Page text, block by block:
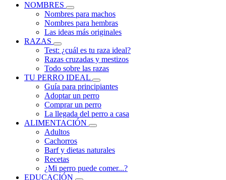
NOMBRES
Nombres para machos
Nombres para hembras
Las ideas más originales
RAZAS
Test: ¿cuál es tu raza ideal?
Razas cruzadas y mestizos
Todo sobre las razas
TU PERRO IDEAL
Guía para principiantes
Adoptar un perro
Comprar un perro
La llegada del perro a casa
ALIMENTACIÓN
Adultos
Cachorros
Barf y dietas naturales
Recetas
¿Mi perro puede comer...?
EDUCACIÓN